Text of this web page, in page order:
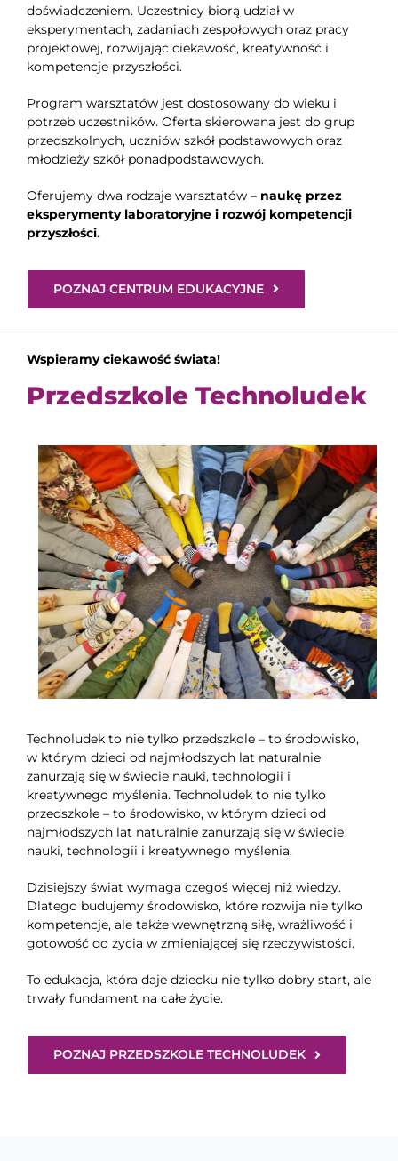
doświadczeniem. Uczestnicy biorą udział w
eksperymentach, zadaniach zespołowych oraz pracy
projektowej, rozwijając ciekawość, kreatywność i
kompetencje przyszłości.
Program warsztatów jest dostosowany do wieku i
potrzeb uczestników. Oferta skierowana jest do grup
przedszkolnych, uczniów szkół podstawowych oraz
młodzieży szkół ponadpodstawowych.
Oferujemy dwa rodzaje warsztatów –naukę przez
eksperymenty laboratoryjne i rozwój kompetencji
przyszłości.
POZNAJ CENTRUM EDUKACYJNE
Wspieramy ciekawość świata!
Przedszkole Technoludek
Technoludek to nie tylko przedszkole – to środowisko,
w którym dzieci od najmłodszych lat naturalnie
zanurzają się w świecie nauki, technologii i
kreatywnego myślenia. Technoludek to nie tylko
przedszkole – to środowisko, w którym dzieci od
najmłodszych lat naturalnie zanurzają się w świecie
nauki, technologii i kreatywnego myślenia.
Dzisiejszy świat wymaga czegoś więcej niż wiedzy.
Dlatego budujemy środowisko, które rozwija nie tylko
kompetencje, ale także wewnętrzną siłę, wrażliwość i
gotowość do życia w zmieniającej się rzeczywistości.
To edukacja, która daje dziecku nie tylko dobry start, ale
trwały fundament na całe życie.
POZNAJ PRZEDSZKOLE TECHNOLUDEK